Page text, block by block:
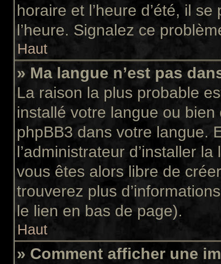
horaire et l’heure d’été, il
l’heure. Signalez ce
Haut
» Ma langue n’est pas
La raison la plus probable
installé votre langue ou
phpBB3 dans votre langue.
l’administrateur d’installer
vous êtes alors libre de
trouverez plus
le lien en bas de page).
Haut
» Comment afficher une